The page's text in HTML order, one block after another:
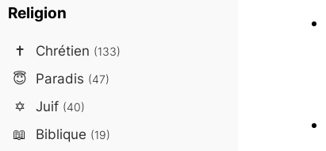
Religion
✝️ Chrétien (133)
😇 Paradis (47)
✡️ Juif (40)
📖 Biblique (19)